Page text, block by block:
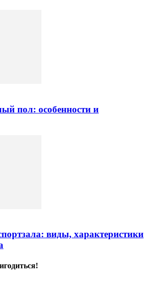
пол: особенности и
виды, характеристики